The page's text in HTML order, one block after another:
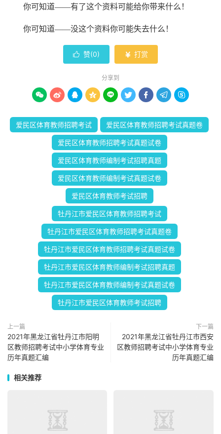
你可知道——有了这个资料可能给你带来什么！
你可知道——没这个资料你可能失去什么 ！
 赞(0)  打赏
分享到
        
爱民区体育教师招聘考试 爱民区体育教师招聘考试真题卷
爱民区体育教师招聘考试真题试卷
爱民区体育教师编制考试招聘真题
爱民区体育教师编制考试真题试卷
爱民区体育教师考试招聘
牡丹江市爱民区体育教师招聘考试
牡丹江市爱民区体育教师招聘考试真题卷
牡丹江市爱民区体育教师招聘考试真题试卷
牡丹江市爱民区体育教师编制考试招聘真题
牡丹江市爱民区体育教师编制考试真题试卷
牡丹江市爱民区体育教师考试招聘
上一篇
2021年黑龙江省牡丹江市阳明
区教师招聘考试中小学体育专业
历年真题汇编
下一篇
2021年黑龙江省牡丹江市西安
区教师招聘考试中小学体育专业
历年真题汇编
相关推荐